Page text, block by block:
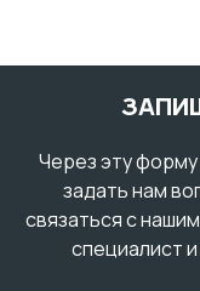
Через эту
задать нам
связаться с
специалист